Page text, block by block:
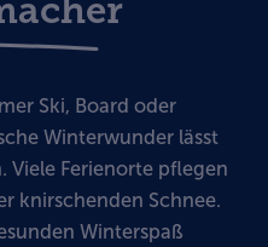
Ski, Board oder
Winterwunder lässt
Viele Ferienorte pflegen
knirschenden Schnee.
Winterspaß